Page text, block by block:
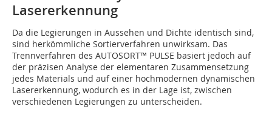
Lasererkennung
Da die Legierungen in Aussehen und Dichte identisch sind,
sind herkömmliche Sortierverfahren unwirksam. Das
Trennverfahren des AUTOSORT™ PULSE basiert jedoch auf
der präzisen Analyse der elementaren Zusammensetzung
jedes Materials und auf einer hochmodernen dynamischen
Lasererkennung, wodurch es in der Lage ist, zwischen
verschiedenen Legierungen zu unterscheiden.